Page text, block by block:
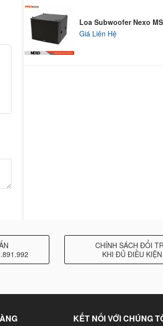
Loa Subwoofer Nexo
Giá Liên Hệ
CHÍNH SÁCH ĐỔI
KHI ĐỦ ĐIỀU KIỆN
KẾT NỐI VỚI CHÚNG